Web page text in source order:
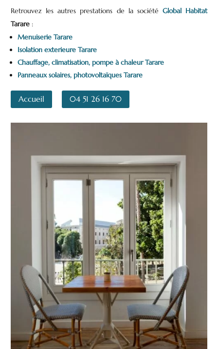
Retrouvez les autres prestations de la société Global Habitat
Tarare :
Menuiserie Tarare
Isolation exterieure Tarare
Chauffage, climatisation, pompe à chaleur Tarare
Panneaux solaires, photovoltaïques Tarare
Accueil 04 51 26 16 70